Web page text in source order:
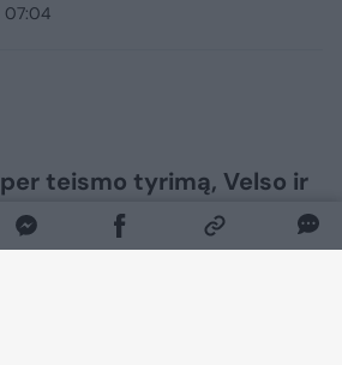
07:04
teismo tyrimą, Velso ir
žaidėjo Marko
tragiškai mirė nuo staigios